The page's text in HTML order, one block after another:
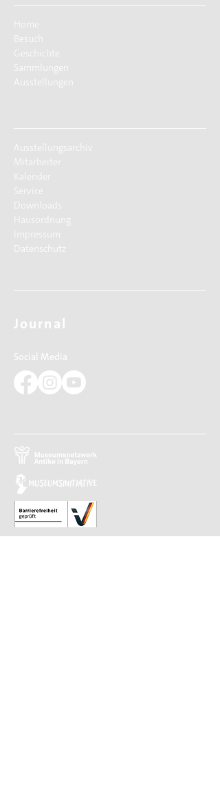
Home
Besuch
Geschichte
Sammlungen
Ausstellungen
Ausstellungsarchiv
Mitarbeiter
Kalender
Service
Downloads
Hausordnung
Impressum
Datenschutz
Journal
Social Media